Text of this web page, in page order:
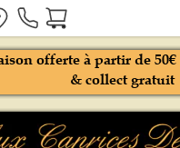
offerte à partir de
& collect gratuit